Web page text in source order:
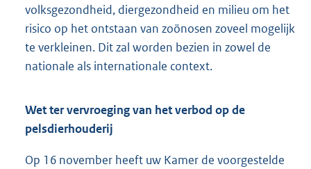
volksgezondheid, diergezondheid en milieu om het
risico op het ontstaan van zoönosen zoveel mogelijk
te verkleinen. Dit zal worden bezien in zowel de
nationale als internationale context.
Wet ter vervroeging van het verbod op de
pelsdierhouderij
Op 16 november heeft uw Kamer de voorgestelde